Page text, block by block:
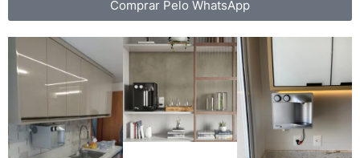
Comprar Pelo WhatsApp